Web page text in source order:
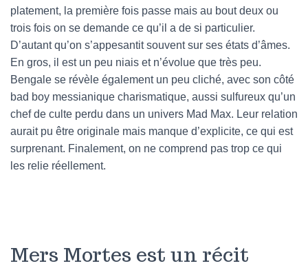
platement, la première fois passe mais au bout deux ou
trois fois on se demande ce qu’il a de si particulier.
D’autant qu’on s’appesantit souvent sur ses états d’âmes.
En gros, il est un peu niais et n’évolue que très peu.
Bengale se révèle également un peu cliché, avec son côté
bad boy messianique charismatique, aussi sulfureux qu’un
chef de culte perdu dans un univers Mad Max. Leur relation
aurait pu être originale mais manque d’explicite, ce qui est
surprenant. Finalement, on ne comprend pas trop ce qui
les relie réellement.
Mers Mortes est un récit